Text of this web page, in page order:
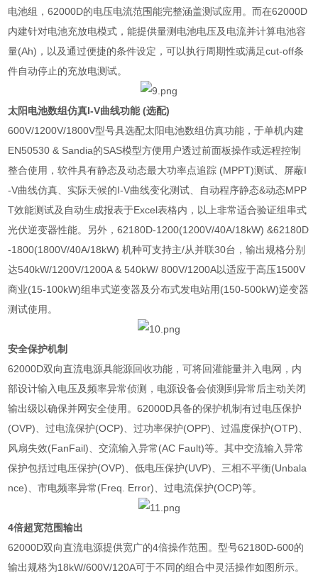
电池组，62000D的电压电流范围能完整涵盖测试应用。而在62000D
内建针对电池充放电模式，能提供量测电池电压及电流并计算电池容
量(Ah) ，以及通过便捷的条件设定，可以执行周期性或满足cut-off条
件自动停止的充放电测试。
太阳电池数组仿真I-V曲线功能(选配)
600V/1200V/1800V型号具选配太阳电池数组仿真功能，于单机内建
EN50530 & Sandia的SAS模型方便用户透过前面板操作或远程控制
整合使用，软件具有静态及动态最大功率点追踪 (MPPT)测试、屏蔽I
-V曲线仿真、实际天候的I-V曲线变化测试、自动程序静态&动态MPP
T效能测试及自动生成报表于Excel表格内，以上非常适合验证组串式
光伏逆变器性能。另外，62180D-1200(1200V/40A/18kW) &62180D
-1800(1800V/40A/18kW)机种可支持主/从并联30台，输出规格分别
达540kW/1200V/1200A & 540kW/ 800V/1200A以适应于高压1500V
商业(15-100kW)组串式逆变器及分布式发电站用(150-500kW)逆变器
测试使用。
安全保护机制
62000D双向直流电源具能源回收功能，可将回灌能量并入电网，内
部设计输入电压及频率异常侦测，电源设备会侦测到异常后主动关闭
输出级以确保并网安全使用。62000D具备的保护机制有过电压保护
(OVP) 、过电流保护(OCP) 、过功率保护(OPP) 、过温度保护(OTP)
风扇失效(FanFail) 、交流输入异常(AC Fault)等。其中交流输入异常
保护包括过电压保护(OVP) 、低电压保护(UVP) 、三相不平衡(Unbala
nce) 、市电频率异常(Freq. Error) 、过电流保护(OCP)等。
4倍超宽范围输出
62000D双向直流电源提供宽广的4倍操作范围。型号62180D-600的
输出规格为18kW/600V/120A可于不同的组合中灵活操作如图所示。